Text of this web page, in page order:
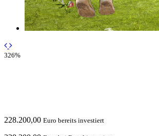
326%
228.200,00 Euro bereits investiert